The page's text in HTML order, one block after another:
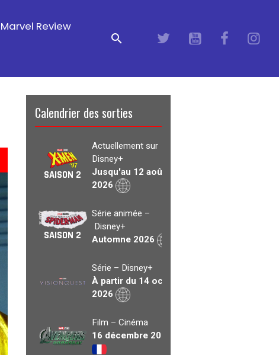
Marvel Review
Calendrier des sorties
SAISON 2
Actuellement sur
Disney+
Jusqu'au 12 août
2026
SAISON 2
Série animée –
Disney+
Automne 2026
Série – Disney+
À partir du 14 oct.
2026
Film – Cinéma
16 décembre 2026